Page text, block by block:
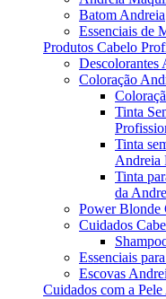
Batom Andreia
Essenciais de
Produtos Cabelo
Descolorantes
Coloração
Tinta
Tinta
Andreia
Tinta
da
Power Blonde
Cuidados
Essenciais
Escovas
Cuidados com a